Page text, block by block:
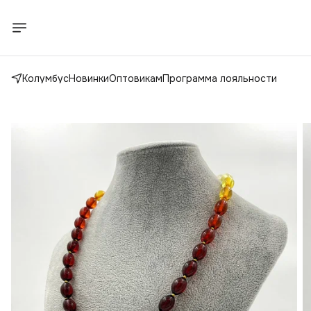
КолумбусНовинкиОптовикамПрограмма лояльности